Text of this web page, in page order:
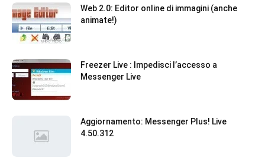
Web 2.0: Editor online di immagini (anche
animate!)
Freezer Live : Impedisci l’accesso a
Messenger Live
Aggiornamento: Messenger Plus! Live
4.50.312